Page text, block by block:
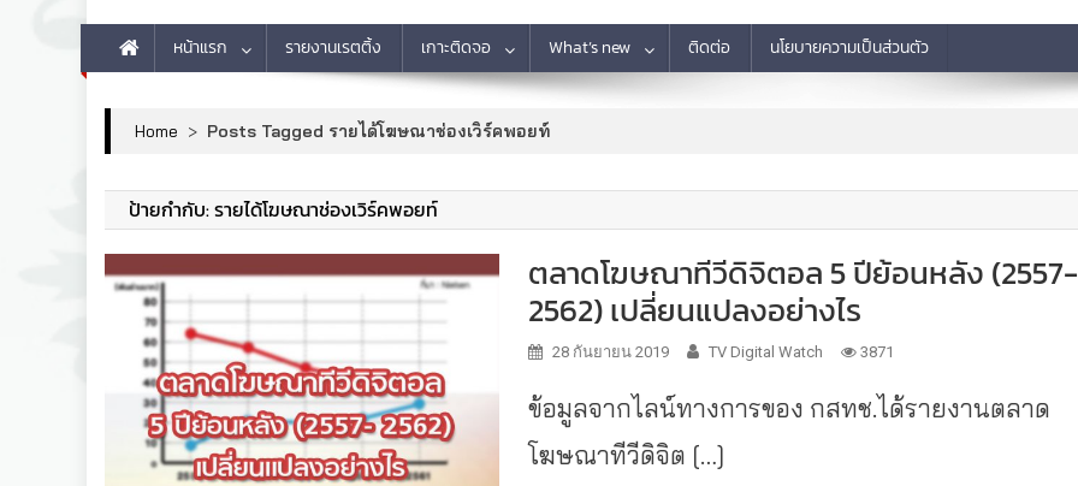
หน้าแรก รายงานเรตติ้ง เกาะติดจอ What’s new ติดต่อ นโยบายความเป็นส่วนตัว
Home > Posts Tagged รายได้โฆษณาช่องเวิร์คพอยท์
ป้ายกำกับ:รายได้โฆษณาช่องเวิร์คพอยท์
ตลาดโฆษณาทีวีดิจิตอล 5 ปีย้อนหลัง (2557-
2562) เปลี่ยนแปลงอย่างไร
28 กันยายน 2019 TV Digital Watch 3871
ข้อมูลจากไลน์ทางการของ กสทช.ได้รายงานตลาด
โฆษณาทีวีดิจิต […]